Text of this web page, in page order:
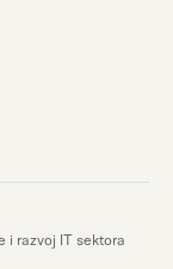
i razvoj IT sektora